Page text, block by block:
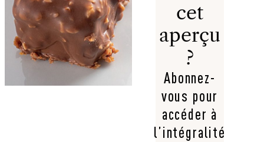
cet
aperçu
?
Abonnez-
vous pour
accéder à
l’intégralité